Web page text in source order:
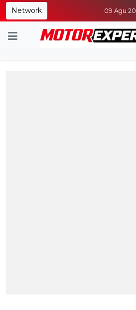
Network 09 Agu